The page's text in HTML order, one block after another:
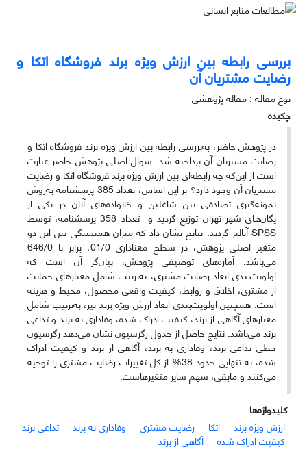
بررسی رابطه بین ارزش ویژه برند فروشگاه اتکا و
رضایت مشتریان آن
نوع مقاله : مقاله پژوهشی
چکیده
در پژوهش حاضر، به‌بررسی رابطه بین ارزش ویژه برند فروشگاه اتکا و
رضایت مشتریان آن پرداخته شد. سوال اصلی پژوهش حاضر عبارت
است از این‌که چه رابطه‌ای بین ارزش ویژه برند فروشگاه اتکا و رضایت
مشتریان آن وجود دارد؟ بر این اساس، تعداد 385 پرسشنامه به‌روش
نمونه‌گیری تصادفی بین شاغلین و خانواده‌های آنان در یکی از
یگان‌های شهر تهران توزیع گردید و تعداد 358 پرسشنامه، توسط
SPSS آنالیز گردید. نتایج نشان داد که میزان همبستگی بین این دو
متغیر اصلی پژوهش، در سطح معناداری 01/0، برابر با 646/0
می‌باشد. آماره‌های توصیفی پژوهش، بیان‌گر آن است که
اولویت‌بندی ابعاد رضایت مشتری، به‌ترتیب شامل معیار‌های حمایت
از مشتری، اخلاق و روابط، کیفیت واقعی محصول، محیط و هزینه
است. همچنین اولویت‌بندی ابعاد ارزش ویژه برند نیز، به‌ترتیب شامل
معیار‌های آگاهی از برند، کیفیت ادراک شده، وفاداری به برند و تداعی
برند می‌باشد. نتایج حاصل از جدول رگرسیون نشان می‌دهد رگرسیون
خطی تداعی برند، وفاداری به برند، آگاهی از برند و کیفیت ادراک
شده، به تنهایی حدود 38% از کل تغییرات رضایت مشتری را توجیه
می‌کنند و مابقی، سهم سایر متغیر‌هاست.
کلیدواژه‌ها
ارزش ویژه برند
اتکا رضایت مشتری وفاداری به برند
تداعی برند
کیفیت ادراک شده
آگاهی از برند